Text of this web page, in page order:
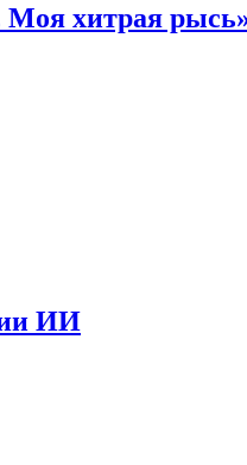
хитрая
ИИ